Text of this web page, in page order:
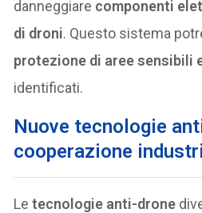
danneggiare componenti
di droni. Questo sistema
protezione di aree sensibili
identificati.
Nuove tecnologie
cooperazione
Letecnologie anti-drone